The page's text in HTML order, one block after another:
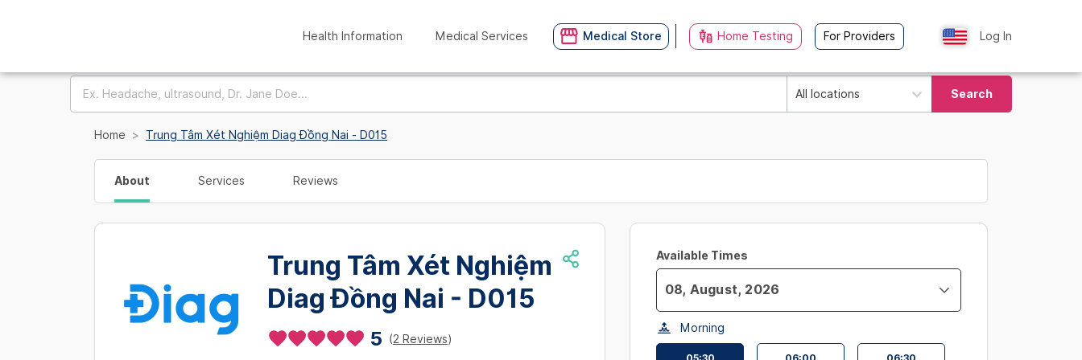
Health Information Medical Services Medical Store Home Testing For Providers Log In
All locations Search
Home Trung Tâm Xét Nghiệm Diag Đồng Nai - D015
About Services Reviews
Trung Tâm Xét Nghiệm
Diag Đồng Nai - D015
5 (2 Reviews)
Available Times
Navigate
forward
Morning